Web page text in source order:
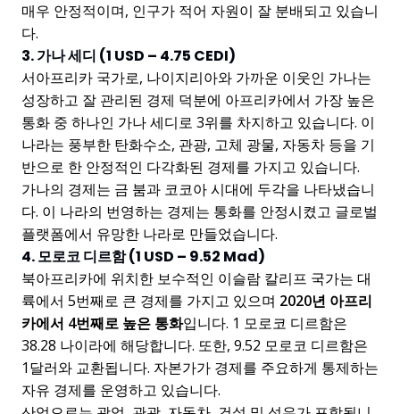
매우 안정적이며, 인구가 적어 자원이 잘 분배되고 있습니
다.
3. 가나 세디 (1 USD – 4.75 CEDI)
서아프리카 국가로, 나이지리아와 가까운 이웃인 가나는
성장하고 잘 관리된 경제 덕분에 아프리카에서 가장 높은
통화 중 하나인 가나 세디로 3위를 차지하고 있습니다. 이
나라는 풍부한 탄화수소, 관광, 고체 광물, 자동차 등을 기
반으로 한 안정적인 다각화된 경제를 가지고 있습니다.
가나의 경제는 금 붐과 코코아 시대에 두각을 나타냈습니
다. 이 나라의 번영하는 경제는 통화를 안정시켰고 글로벌
플랫폼에서 유망한 나라로 만들었습니다.
4. 모로코 디르함 (1 USD – 9.52 Mad)
북아프리카에 위치한 보수적인 이슬람 칼리프 국가는 대
륙에서 5번째로 큰 경제를 가지고 있으며 2020년 아프리
카에서 4번째로 높은 통화입니다. 1 모로코 디르함은
38.28 나이라에 해당합니다. 또한, 9.52 모로코 디르함은
1달러와 교환됩니다. 자본가가 경제를 주요하게 통제하는
자유 경제를 운영하고 있습니다.